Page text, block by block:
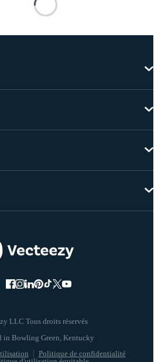
LLC Tous droits réservés
Politique de confidentialité